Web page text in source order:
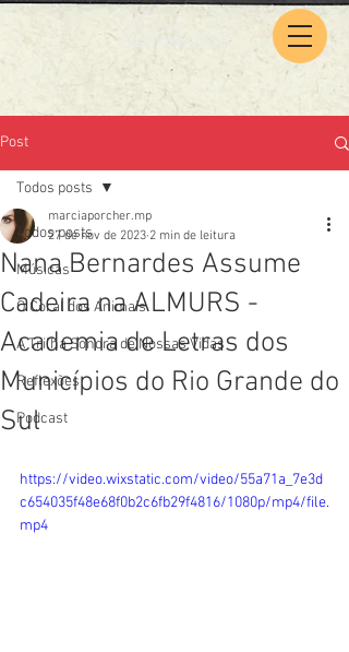
Post
Todos posts
Músicas
O Coral dos Animais
A Trilha Sonora de Nossas Vidas
Reflexões
Podcast
Todos posts
Nana Bernardes Assume
Cadeira na ALMURS -
Academia de Letras dos
Municípios do Rio Grande do
Sul
marciaporcher.mp
27 de nov de 2023 2 min de leitura
https://video.wixstatic.com/video/55a71a_7e3d
c654035f48e68f0b2c6fb29f4816/1080p/mp4/file.
mp4